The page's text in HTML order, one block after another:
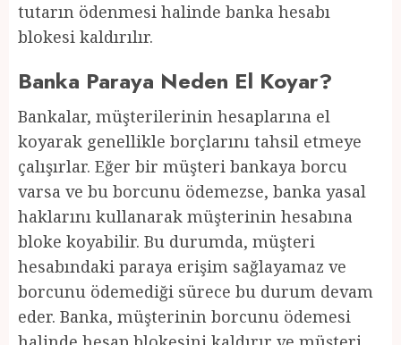
tutarın ödenmesi halinde banka hesabı
blokesi kaldırılır.
Banka Paraya Neden El Koyar?
Bankalar, müşterilerinin hesaplarına el
koyarak genellikle borçlarını tahsil etmeye
çalışırlar. Eğer bir müşteri bankaya borcu
varsa ve bu borcunu ödemezse, banka yasal
haklarını kullanarak müşterinin hesabına
bloke koyabilir. Bu durumda, müşteri
hesabındaki paraya erişim sağlayamaz ve
borcunu ödemediği sürece bu durum devam
eder. Banka, müşterinin borcunu ödemesi